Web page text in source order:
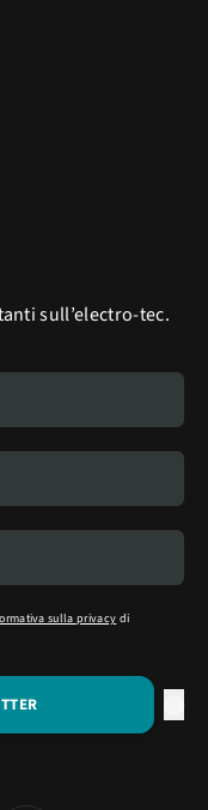
sull’electro-tec.
sulla privacy di